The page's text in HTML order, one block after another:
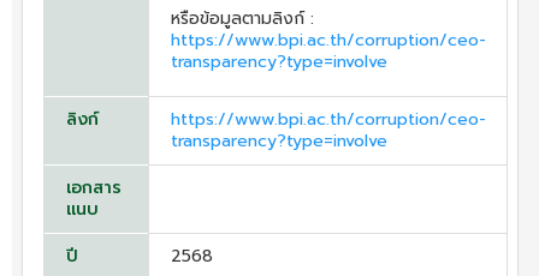
หรือข้อมูลตามลิงก์ :
https://www.bpi.ac.th/corruption/ceo-
transparency?type=involve
ลิงก์
https://www.bpi.ac.th/corruption/ceo-
transparency?type=involve
เอกสาร
แนบ
ปี
2568